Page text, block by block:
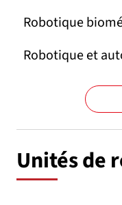
Robotique
Robotique et
Unités de